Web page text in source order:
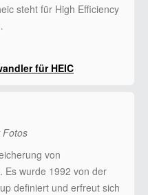
steht für High Efficiency
für HEIC
Fotos
von
Es wurde 1992 von der
definiert und erfreut sich